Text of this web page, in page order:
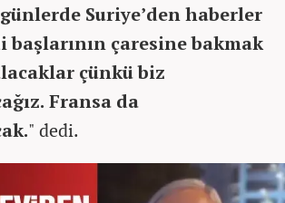
Suriye’den haberler
başlarının çaresine bakmak
çünkü biz
Fransa da
" dedi.